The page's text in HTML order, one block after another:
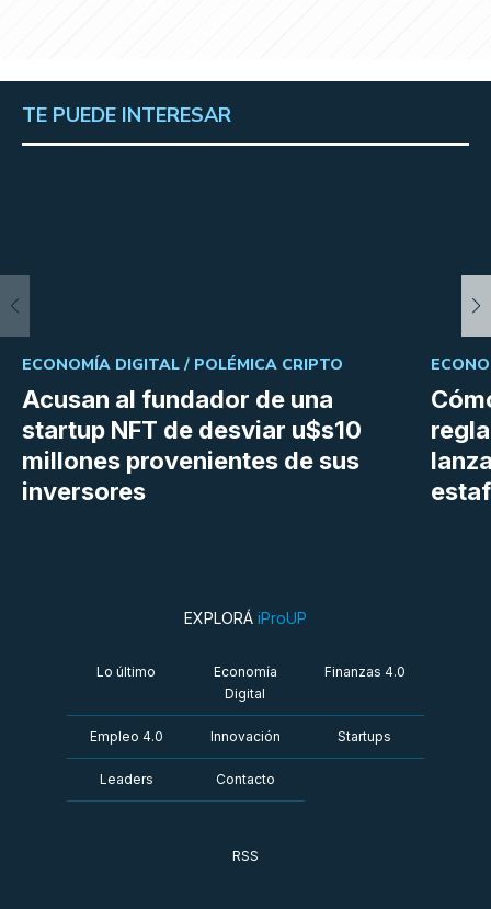
TE PUEDE INTERESAR
Acusan al fundador de una
startup NFT de desviar u$s10
millones provenientes de sus
inversores
ECONOMÍA DIGITAL / POLÉMICA CRIPTO
EXPLORÁ iProUP
Lo último
Economía
Digital
Finanzas 4.0
Empleo 4.0 Innovación Startups
Leaders Contacto
RSS